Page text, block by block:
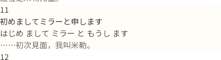
11
初めましてミラーと申します
はじめ まして ミラー と もうし ます
……初次見面，我叫米勒。
12